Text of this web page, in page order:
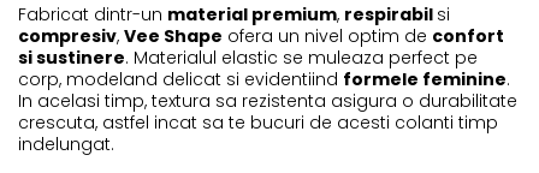
Fabricat dintr-un material premium, respirabil si
compresiv, Vee Shape ofera un nivel optim de confort
si sustinere. Materialul elastic se muleaza perfect pe
corp, modeland delicat si evidentiind formele feminine.
In acelasi timp, textura sa rezistenta asigura o durabilitate
crescuta, astfel incat sa te bucuri de acesti colanti timp
indelungat.